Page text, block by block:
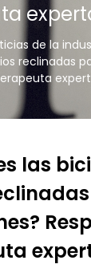
de la
reclinadas
las